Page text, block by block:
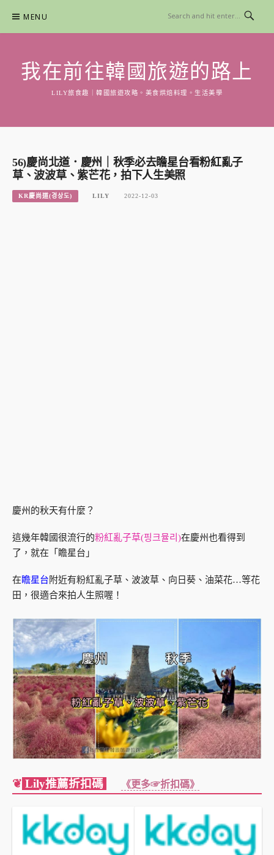
content
MENU
我在前往韓國旅遊的路上
LILY旅食趣｜韓國旅遊攻略。美食烘焙料理。生活美學
56)慶尚北道．慶州｜秋季必去瞻星台看粉紅亂子
草、波波草、紫芒花，拍下人生美照
KR慶尚道(경상도) LILY 2022-12-03
慶州的秋天有什麼？
這幾年韓國很流行的粉紅亂子草(핑크뮬리)在慶州也看得到
了，就在「瞻星台」
在瞻星台附近有粉紅亂子草、波波草、向日葵、油菜花…等花
田，很適合來拍人生照喔！
❦ Lily推薦折扣碼 《更多☞折扣碼》